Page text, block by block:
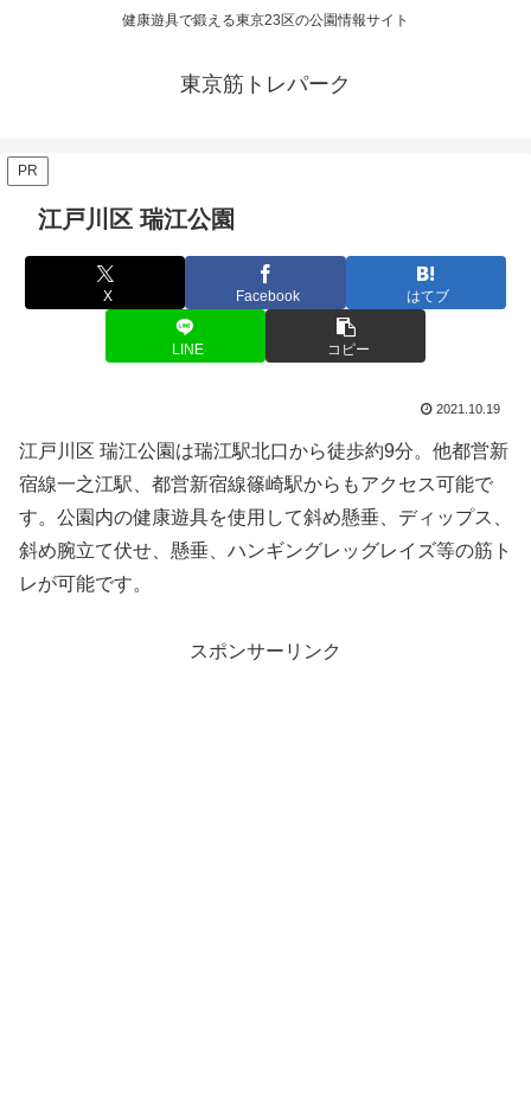
健康遊具で鍛える東京23区の公園情報サイト
東京筋トレパーク
PR
江戸川区 瑞江公園
X Facebook はてブ
LINE コピー
2021.10.19
江戸川区 瑞江公園は瑞江駅北口から徒歩約9分。他都営新
宿線一之江駅、都営新宿線篠崎駅からもアクセス可能で
す。公園内の健康遊具を使用して斜め懸垂、ディップス、
斜め腕立て伏せ、懸垂、ハンギングレッグレイズ等の筋ト
レが可能です。
スポンサーリンク